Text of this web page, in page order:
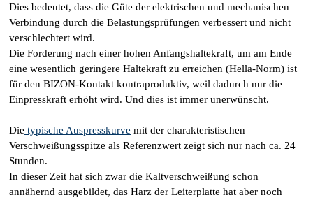
Dies bedeutet, dass die Güte der elektrischen und mechanischen
Verbindung durch die Belastungsprüfungen verbessert und nicht
verschlechtert wird.
Die Forderung nach einer hohen Anfangshaltekraft, um am Ende
eine wesentlich geringere Haltekraft zu erreichen (Hella-Norm) ist
für den BIZON-Kontakt kontraproduktiv, weil dadurch nur die
Einpresskraft erhöht wird. Und dies ist immer unerwünscht.
Die typische Auspresskurve mit der charakteristischen
Verschweißungsspitze als Referenzwert zeigt sich nur nach ca. 24
Stunden.
In dieser Zeit hat sich zwar die Kaltverschweißung schon
annähernd ausgebildet, das Harz der Leiterplatte hat aber noch